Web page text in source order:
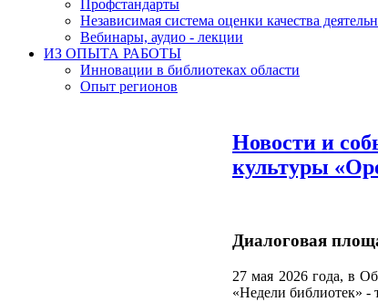
Профстандарты
Независимая система оценки качества
Вебинары, аудио - лекции
ИЗ ОПЫТА РАБОТЫ
Инновации в библиотеках области
Опыт регионов
Новости и
культуры
Диалоговая
27 мая 2026 года, в
«Недели библиотек» -